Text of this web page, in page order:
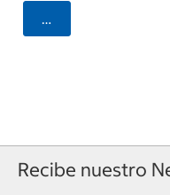
Seleccionar
Recibe nuestro